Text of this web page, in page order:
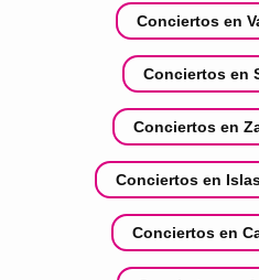
Conciertos en
Conciertos en
Conciertos en
Conciertos en
Conciertos en